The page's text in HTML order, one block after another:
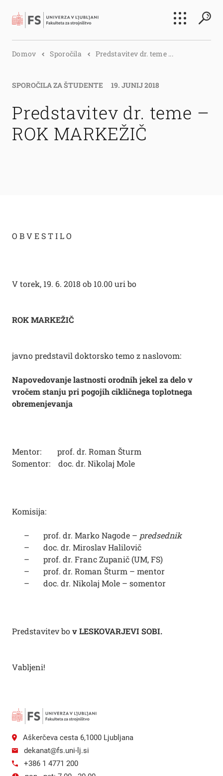
Išči
Domov Sporočila Predstavitev dr. teme ...
SPOROČILA ZA ŠTUDENTE 19. JUNIJ 2018
Predstavitev dr. teme –
ROK MARKEŽIČ
O B V E S T I L O
V torek, 19. 6. 2018 ob 10.00 uri bo
ROK MARKEŽIČ
javno predstavil doktorsko temo z naslovom:
Napovedovanje lastnosti orodnih jekel za delo v
vročem stanju pri pogojih cikličnega toplotnega
obremenjevanja
Mentor: prof. dr. Roman Šturm
Somentor: doc. dr. Nikolaj Mole
Komisija:
– prof. dr. Marko Nagode – predsednik
– doc. dr. Miroslav Halilovič
– prof. dr. Franc Zupanič (UM, FS)
– prof. dr. Roman Šturm – mentor
– doc. dr. Nikolaj Mole – somentor
Predstavitev bov LESKOVARJEVI SOBI.
Vabljeni!
Aškerčeva cesta 6,1000 Ljubljana
dekanat@fs.uni-lj.si
+386 1 4771 200